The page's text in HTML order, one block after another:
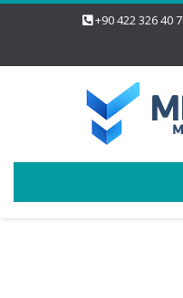
+90 422 326 40